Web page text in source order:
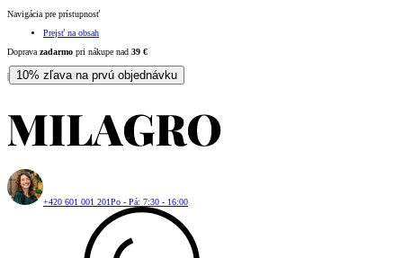
Navigácia pre prístupnosť
Prejsť na obsah
Doprava zadarmo pri nákupe nad 39 €
| 10% zľava na prvú objednávku
+420 601 001 201Po - Pá: 7:30 - 16:00